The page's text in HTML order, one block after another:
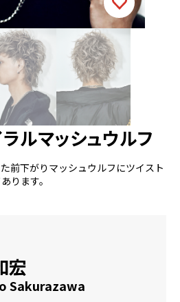
ルマッシュウルフ
前下がりマッシュウルフにツイスト
ります。
宏
Sakurazawa